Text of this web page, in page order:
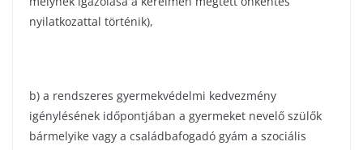
nyilatkozattal történik),
b) a rendszeres gyermekvédelmi kedvezmény
igénylésének időpontjában a gyermeket nevelő szülők
bármelyike vagy a családbafogadó gyám a szociális